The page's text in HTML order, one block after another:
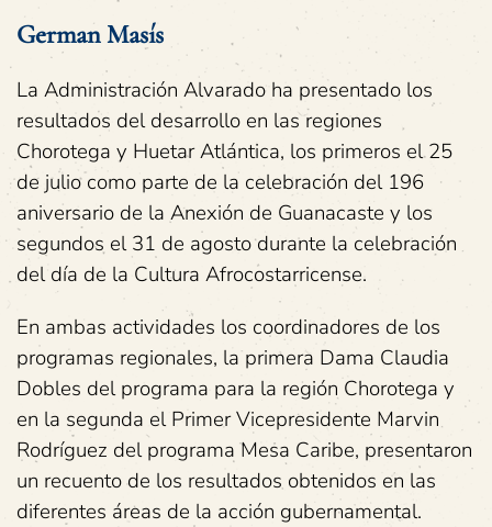
German Masís
La Administración Alvarado ha presentado los
resultados del desarrollo en las regiones
Chorotega y Huetar Atlántica, los primeros el 25
de julio como parte de la celebración del 196
aniversario de la Anexión de Guanacaste y los
segundos el 31 de agosto durante la celebración
del día de la Cultura Afrocostarricense.
En ambas actividades los coordinadores de los
programas regionales, la primera Dama Claudia
Dobles del programa para la región Chorotega y
en la segunda el Primer Vicepresidente Marvin
Rodríguez del programa Mesa Caribe, presentaron
un recuento de los resultados obtenidos en las
diferentes áreas de la acción gubernamental.